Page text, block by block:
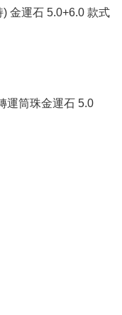
金運石 5.0+6.0 款式
運筒珠金運石 5.0